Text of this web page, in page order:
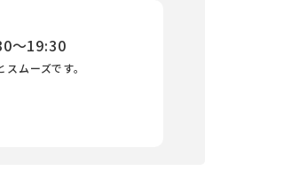
～19:30
ムーズです。